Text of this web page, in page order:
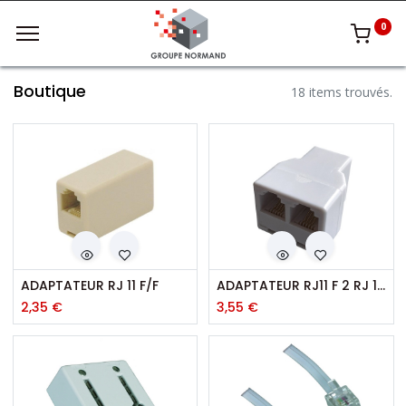
0
Boutique 18 items trouvés.
ADAPTATEUR RJ 11 F/F
2,35 €
ADAPTATEUR RJ11 F 2 RJ 11F
3,55 €